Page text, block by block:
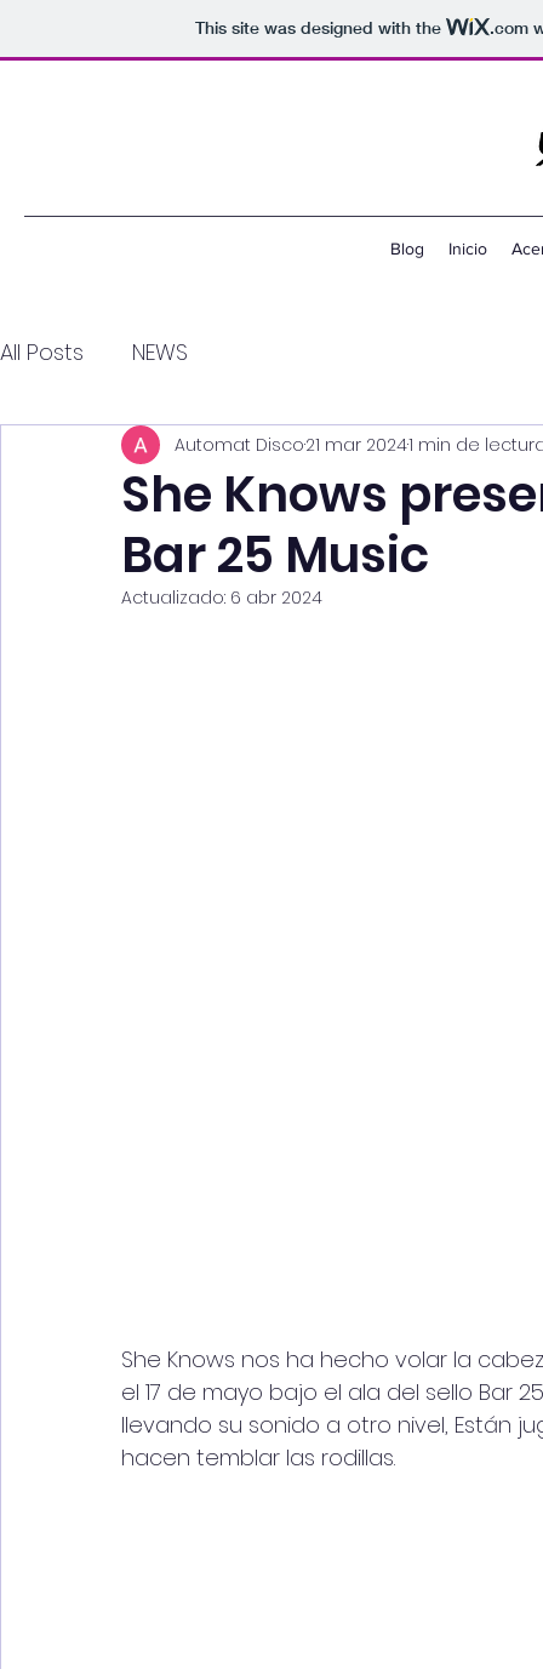
This site was designed with the .com
Blog Inicio
All Posts NEWS
She Knows
Bar 25 Music
Automat Disco21 mar 20241 min de
Actualizado: 6 abr 2024
She Knows nos ha hecho volar la
el 17 de mayo bajo el ala del sello Bar
llevando su sonido a otro nivel, Están
hacen temblar las rodillas.